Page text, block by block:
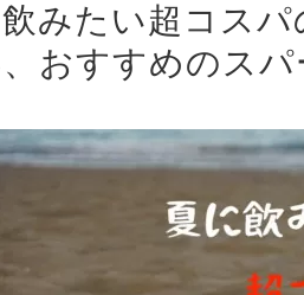
みたい超コス
、おすすめのス